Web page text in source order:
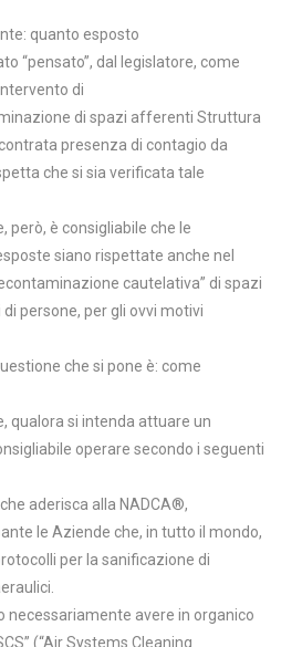
quanto esposto
“pensato”, dal legislatore, come
di
di spazi afferenti Struttura
presenza di contagio da
che si sia verificata tale
però, è consigliabile che le
siano rispettate anche nel
cautelativa” di spazi
persone, per gli ovvi motivi
che si pone è: come
qualora si intenda attuare un
operare secondo i seguenti
aderisca alla NADCA®,
le Aziende che, in tutto il mondo,
per la sanificazione di
necessariamente avere in organico
(“Air Systems Cleaning